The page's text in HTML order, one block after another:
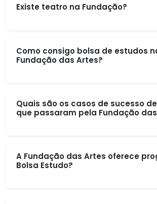
Existe teatro na Fundação?
Como consigo bolsa de estudos
Fundação das Artes?
Quais são os casos de sucesso
que passaram pela Fundação
A Fundação das Artes oferece
Bolsa Estudo?